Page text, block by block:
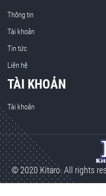
Thông tin
Tài khoản
Tin tức
Liên hệ
TÀI KHOẢN
Tài khoản
© 2020 Kitaro. All rights